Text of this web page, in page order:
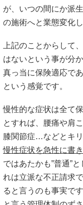
が、いつの間にか派
の施術へと業態変化
上記のことからして
はないという事が分
真っ当に保険適応で
という感覚です。
慢性的な症状は全て
とすれば、腰痛や肩
膝関節症…などとキ
慢性症状を急性に書
ではあたかも”普通”
れは立派な不正請求
ると言うのも事実で